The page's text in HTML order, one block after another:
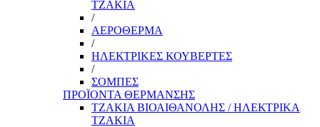
ΤΖΑΚΙΑ
/
ΑΕΡΟΘΕΡΜΑ
/
ΗΛΕΚΤΡΙΚΕΣ ΚΟΥΒΕΡΤΕΣ
/
ΣΟΜΠΕΣ
ΠΡΟΪΟΝΤΑ ΘΕΡΜΑΝΣΗΣ
ΤΖΑΚΙΑ ΒΙΟΑΙΘΑΝΟΛΗΣ / ΗΛΕΚΤΡΙΚΑ
ΤΖΑΚΙΑ